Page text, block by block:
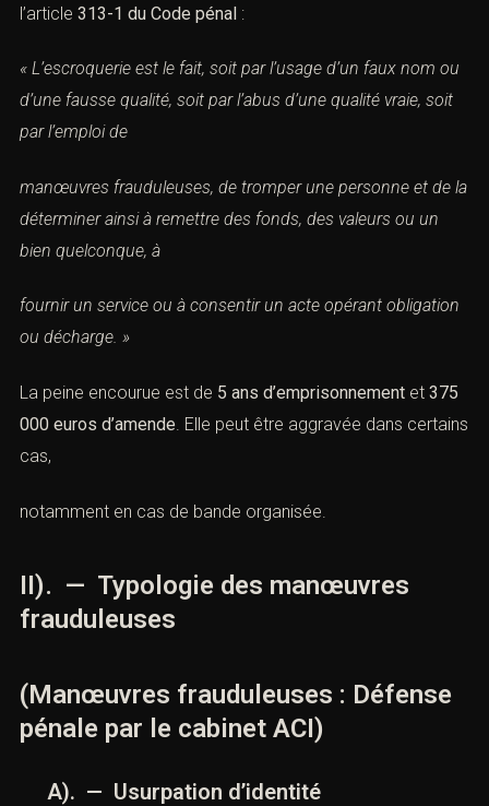
l’infractiond’escroquerie, définie à l’
« L’escroquerie est le fait, soit par l’usage d’un faux nom
ou d’une fausse qualité, soit par l’abus d’une qualité vraie,
manœuvres frauduleuses, de tromper une personne et de
la déterminer ainsi à remettre des fonds, des valeurs ou
fournir un service ou à consentir un acte opérant
La peine encourue est de5 ans d’emprisonnement et
375 000 euros d’amende
II). — Typologie des manœuvres
(Manœuvres frauduleuses : Défense